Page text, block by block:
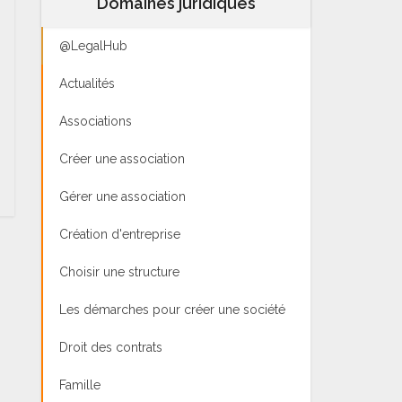
@LegalHub
Actualités
Associations
Créer une association
Gérer une association
Création d'entreprise
Choisir une structure
Les démarches pour créer une société
Droit des contrats
Famille